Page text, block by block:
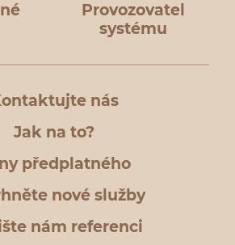
Provozovatel
systému
nás
Jak na to?
předplatného
nové služby
nám referenci